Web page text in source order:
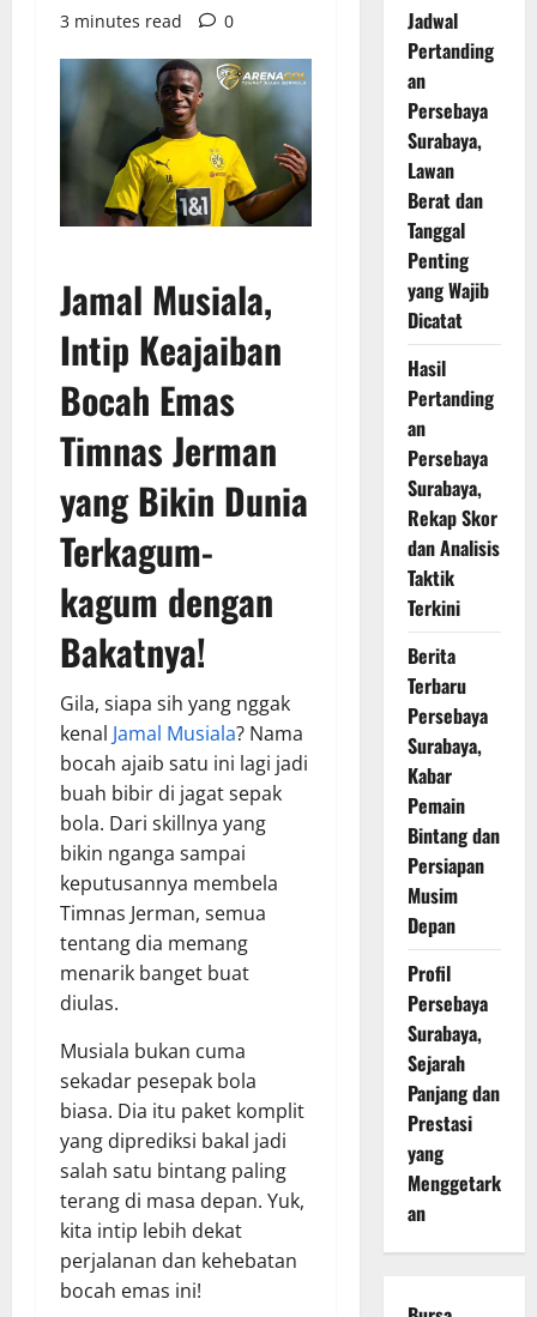
3 minutes read
0
Jamal Musiala,
Intip Keajaiban
Bocah Emas
Timnas Jerman
yang Bikin Dunia
Terkagum-
kagum dengan
Bakatnya!
Gila, siapa sih yang nggak
kenal Jamal Musiala? Nama
bocah ajaib satu ini lagi jadi
buah bibir di jagat sepak
bola. Dari skillnya yang
bikin nganga sampai
keputusannya membela
Timnas Jerman, semua
tentang dia memang
menarik banget buat
diulas.
Musiala bukan cuma
sekadar pesepak bola
biasa. Dia itu paket komplit
yang diprediksi bakal jadi
salah satu bintang paling
terang di masa depan. Yuk,
kita intip lebih dekat
perjalanan dan kehebatan
bocah emas ini!
Jadwal
Pertanding
an
Persebaya
Surabaya,
Lawan
Berat dan
Tanggal
Penting
yang Wajib
Dicatat
Hasil
Pertanding
an
Persebaya
Surabaya,
Rekap Skor
dan Analisis
Taktik
Terkini
Berita
Terbaru
Persebaya
Surabaya,
Kabar
Pemain
Bintang dan
Persiapan
Musim
Depan
Profil
Persebaya
Surabaya,
Sejarah
Panjang dan
Prestasi
yang
Menggetark
an